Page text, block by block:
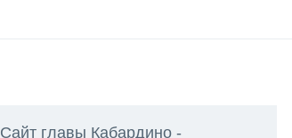
Сайт главы Кабардино -